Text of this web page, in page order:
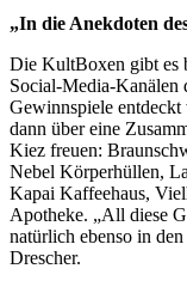
„In die Anekdoten
Die KultBoxen gibt es
Social-Media-Kanälen
Gewinnspiele
dann über eine
Kiez freuen:
Nebel Körperhüllen,
Kapai Kaffeehaus,
Apotheke. „All diese
natürlich ebenso in
Drescher.